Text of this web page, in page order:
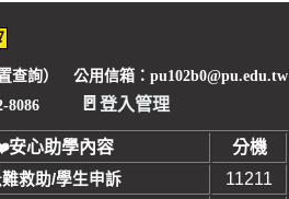
查詢） 公用信箱：pu102b0@pu.edu.tw
8086
🚪登入管理
安心助學內容
分機
救助/學生申訴 11211